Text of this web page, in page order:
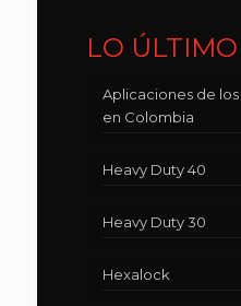
LO ÚLTIMO
Aplicaciones de
en Colombia
Heavy Duty 40
Heavy Duty 30
Hexalock